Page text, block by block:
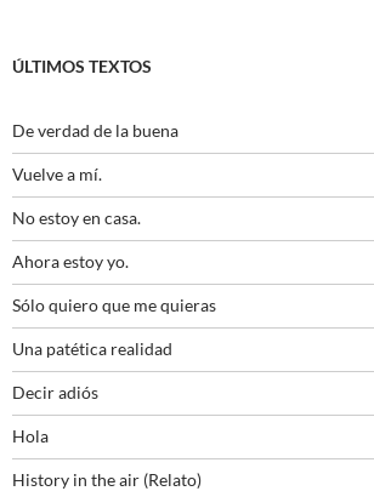
ÚLTIMOS TEXTOS
De verdad de la buena
Vuelve a mí.
No estoy en casa.
Ahora estoy yo.
Sólo quiero que me quieras
Una patética realidad
Decir adiós
Hola
History in the air (Relato)